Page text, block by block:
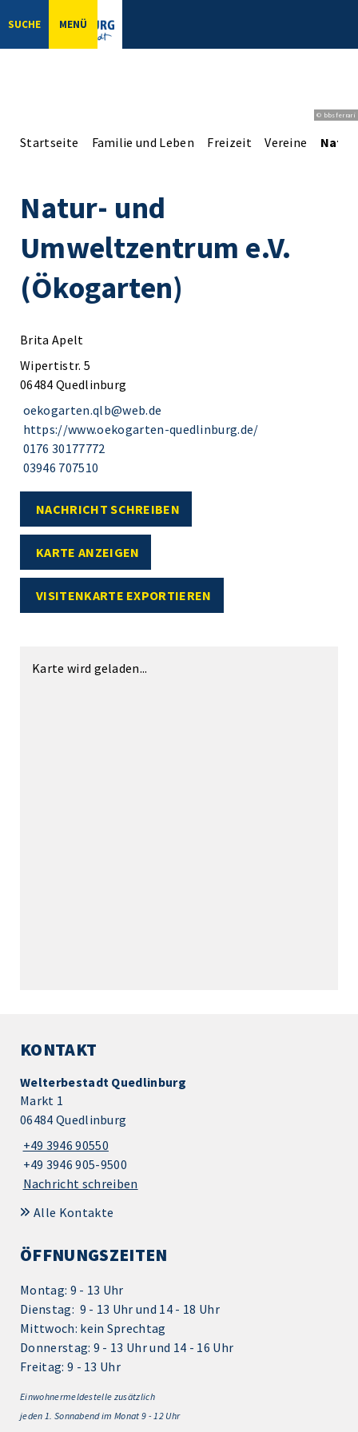
SUCHE MENÜ
© bbsferrari
Startseite Familie und Leben Freizeit Vereine
Natur- und
Umweltzentrum e.V.
(Ökogarten)
Brita Apelt
Wipertistr. 5
06484 Quedlinburg
oekogarten.qlb@web.de
https://www.oekogarten-quedlinburg.de/
0176 30177772
03946 707510
NACHRICHT SCHREIBEN
KARTE ANZEIGEN
VISITENKARTE EXPORTIEREN
Karte wird geladen...
KONTAKT
Welterbestadt Quedlinburg
Markt 1
06484 Quedlinburg
+49 3946 90550
+49 3946 905-9500
Nachricht schreiben
Alle Kontakte
ÖFFNUNGSZEITEN
Montag: 9 - 13 Uhr
Dienstag: 9 - 13 Uhr und 14 - 18 Uhr
Mittwoch: kein Sprechtag
Donnerstag: 9 - 13 Uhr und 14 - 16 Uhr
Freitag: 9 - 13 Uhr
Einwohnermeldestelle zusätzlich
jeden 1. Sonnabend im Monat 9 - 12 Uhr